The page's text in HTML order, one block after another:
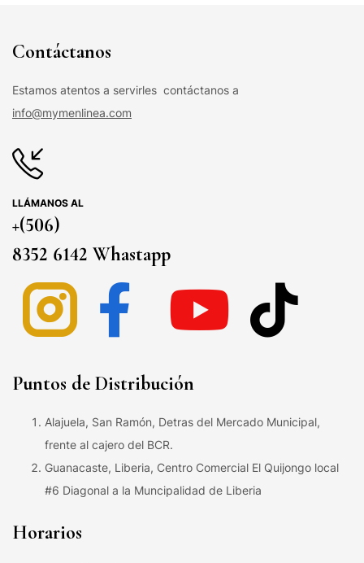
Contáctanos
Estamos atentos a servirles contáctanos a
info@mymenlinea.com
LLÁMANOS AL
+(506)
8352 6142 Whastapp
Puntos de Distribución
Alajuela, San Ramón, Detras del Mercado Municipal,
frente al cajero del BCR.
Guanacaste, Liberia, Centro Comercial El Quijongo local
#6 Diagonal a la Muncipalidad de Liberia
Horarios